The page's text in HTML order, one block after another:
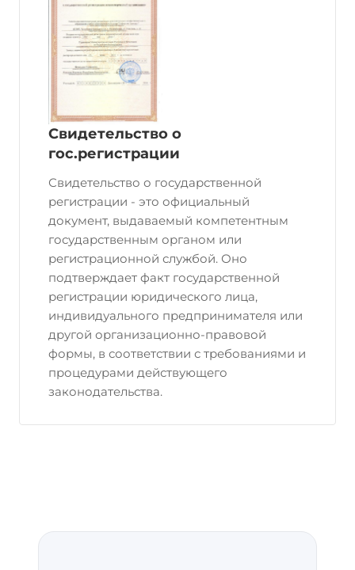
Свидетельство о
гос.регистрации
Свидетельство о государственной
регистрации - это официальный
документ, выдаваемый компетентным
государственным органом или
регистрационной службой. Оно
подтверждает факт государственной
регистрации юридического лица,
индивидуального предпринимателя или
другой организационно-правовой
формы, в соответствии с требованиями и
процедурами действующего
законодательства.